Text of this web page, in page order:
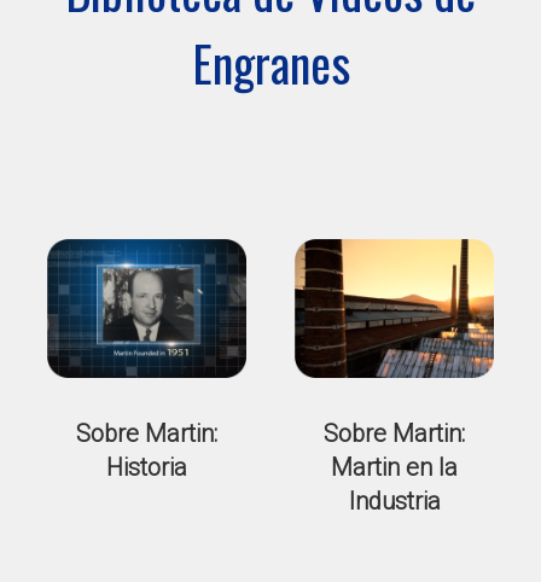
Engranes
Sobre Martin:
Historia
Sobre Martin:
Martin en la
Industria